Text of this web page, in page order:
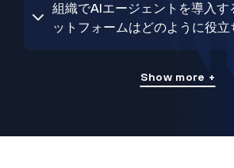
組織でAIエージェントを導入す
ットフォームはどのように役立
Show more +